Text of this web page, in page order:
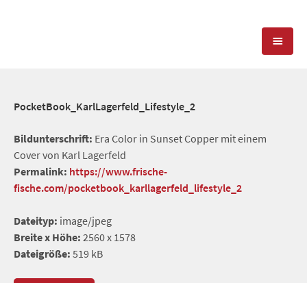
SOCIAL MEDIA
POSITIONIERUNG
REFERENZEN
STANDORT & KONTAKT
PRESSESERVICE
PocketBook_KarlLagerfeld_Lifestyle_2
Bildunterschrift: Era Color in Sunset Copper mit einem
Cover von Karl Lagerfeld
Permalink: https://www.frische-
fische.com/pocketbook_karllagerfeld_lifestyle_2
Dateityp: image/jpeg
Breite x Höhe: 2560 x 1578
Dateigröße: 519 kB